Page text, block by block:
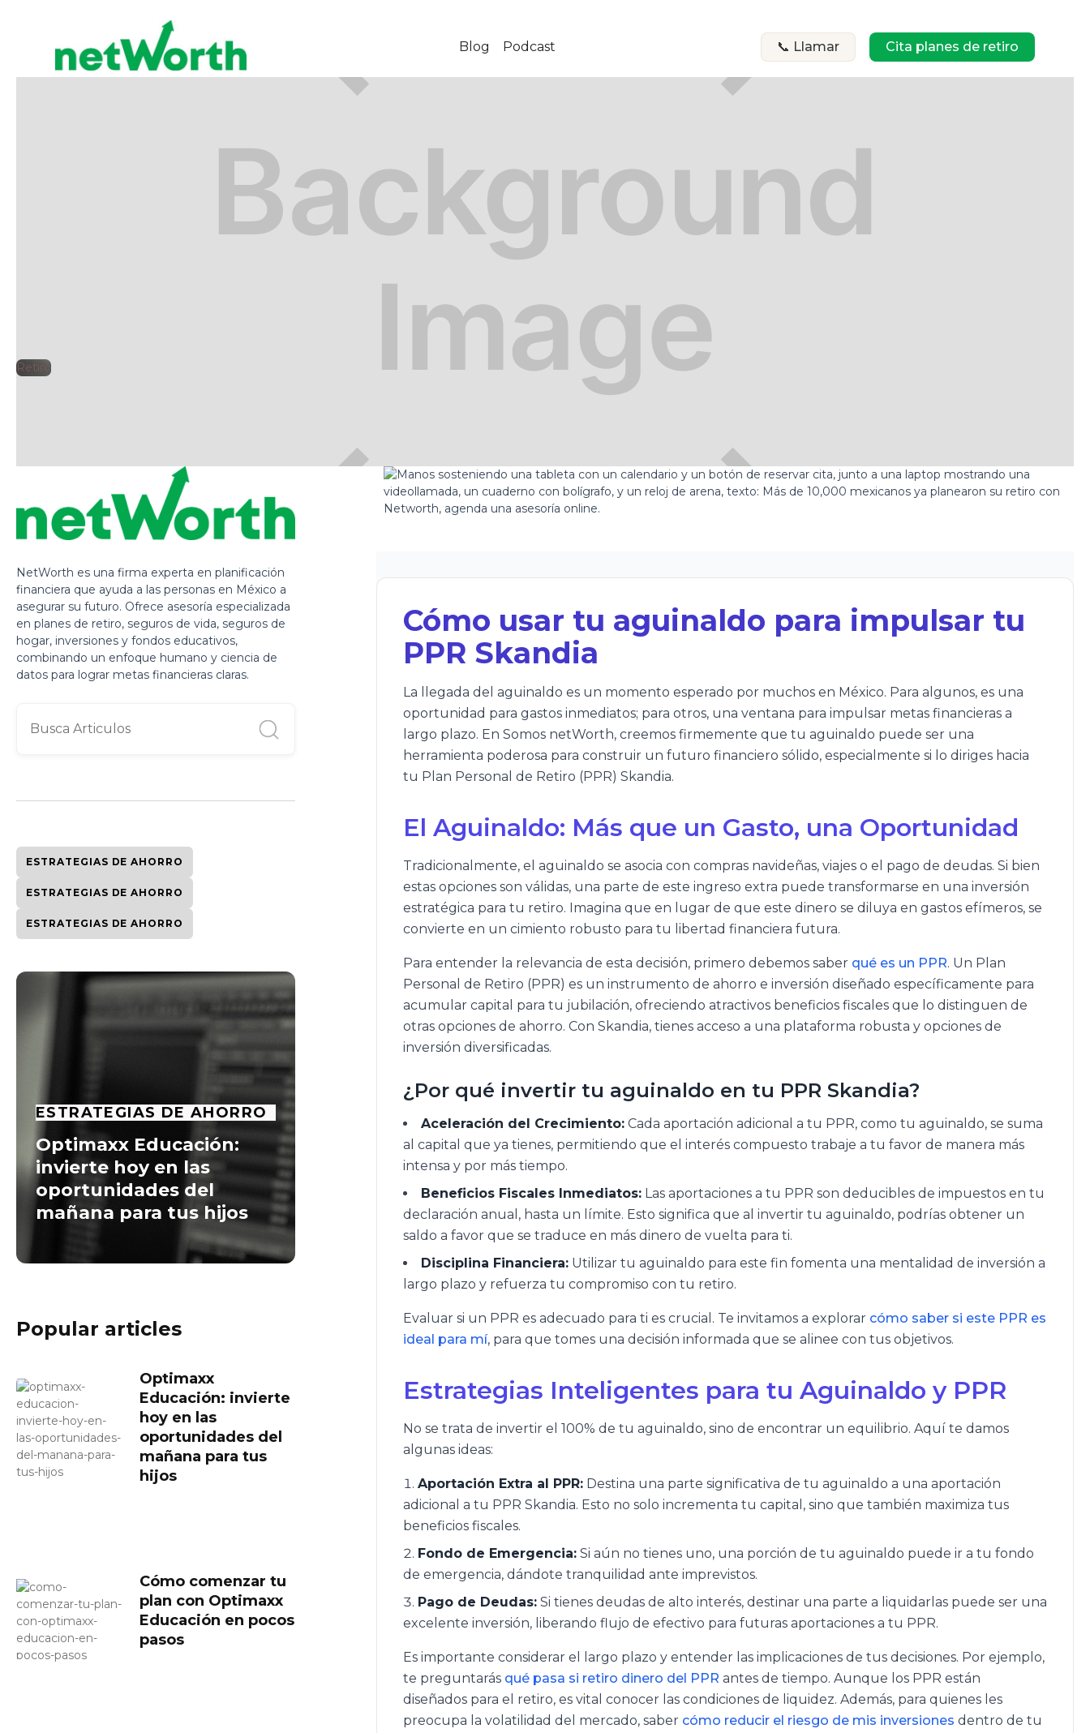
Blog Podcast 📞 Llamar Cita planes de retiro
2025-04-03
Retiro
NetWorth es una firma experta en planificación
financiera que ayuda a las personas en México a
asegurar su futuro. Ofrece asesoría especializada
en planes de retiro, seguros de vida, seguros de
hogar, inversiones y fondos educativos,
combinando un enfoque humano y ciencia de
datos para lograr metas financieras claras.
ESTRATEGIAS DE AHORRO
ESTRATEGIAS DE AHORRO
ESTRATEGIAS DE AHORRO
ESTRATEGIAS DE AHORRO
Optimaxx Educación:
invierte hoy en las
oportunidades del
mañana para tus hijos
Popular articles
Optimaxx
Educación: invierte
hoy en las
oportunidades del
mañana para tus
hijos
Cómo comenzar tu
plan con Optimaxx
Educación en pocos
pasos
Cómo usar tu aguinaldo para impulsar tu
PPR Skandia
La llegada del aguinaldo es un momento esperado por muchos en México. Para algunos, es una
oportunidad para gastos inmediatos; para otros, una ventana para impulsar metas financieras a
largo plazo. En Somos netWorth, creemos firmemente que tu aguinaldo puede ser una
herramienta poderosa para construir un futuro financiero sólido, especialmente si lo diriges hacia
tu Plan Personal de Retiro (PPR) Skandia.
El Aguinaldo: Más que un Gasto, una Oportunidad
Tradicionalmente, el aguinaldo se asocia con compras navideñas, viajes o el pago de deudas. Si bien
estas opciones son válidas, una parte de este ingreso extra puede transformarse en una inversión
estratégica para tu retiro. Imagina que en lugar de que este dinero se diluya en gastos efímeros, se
convierte en un cimiento robusto para tu libertad financiera futura.
Para entender la relevancia de esta decisión, primero debemos saber qué es un PPR. Un Plan
Personal de Retiro (PPR) es un instrumento de ahorro e inversión diseñado específicamente para
acumular capital para tu jubilación, ofreciendo atractivos beneficios fiscales que lo distinguen de
otras opciones de ahorro. Con Skandia, tienes acceso a una plataforma robusta y opciones de
inversión diversificadas.
¿Por qué invertir tu aguinaldo en tu PPR Skandia?
Aceleración del Crecimiento: Cada aportación adicional a tu PPR, como tu aguinaldo, se suma
al capital que ya tienes, permitiendo que el interés compuesto trabaje a tu favor de manera más
intensa y por más tiempo.
Beneficios Fiscales Inmediatos: Las aportaciones a tu PPR son deducibles de impuestos en tu
declaración anual, hasta un límite. Esto significa que al invertir tu aguinaldo, podrías obtener un
saldo a favor que se traduce en más dinero de vuelta para ti.
Disciplina Financiera: Utilizar tu aguinaldo para este fin fomenta una mentalidad de inversión a
largo plazo y refuerza tu compromiso con tu retiro.
Evaluar si un PPR es adecuado para ti es crucial. Te invitamos a explorar cómo saber si este PPR es
ideal para mí, para que tomes una decisión informada que se alinee con tus objetivos.
Estrategias Inteligentes para tu Aguinaldo y PPR
No se trata de invertir el 100% de tu aguinaldo, sino de encontrar un equilibrio. Aquí te damos
algunas ideas:
Aportación Extra al PPR: Destina una parte significativa de tu aguinaldo a una aportación
adicional a tu PPR Skandia. Esto no solo incrementa tu capital, sino que también maximiza tus
beneficios fiscales.
Fondo de Emergencia: Si aún no tienes uno, una porción de tu aguinaldo puede ir a tu fondo
de emergencia, dándote tranquilidad ante imprevistos.
Pago de Deudas: Si tienes deudas de alto interés, destinar una parte a liquidarlas puede ser una
excelente inversión, liberando flujo de efectivo para futuras aportaciones a tu PPR.
Es importante considerar el largo plazo y entender las implicaciones de tus decisiones. Por ejemplo,
te preguntarás qué pasa si retiro dinero del PPR antes de tiempo. Aunque los PPR están
diseñados para el retiro, es vital conocer las condiciones de liquidez. Además, para quienes les
preocupa la volatilidad del mercado, saber cómo reducir el riesgo de mis inversiones dentro de tu